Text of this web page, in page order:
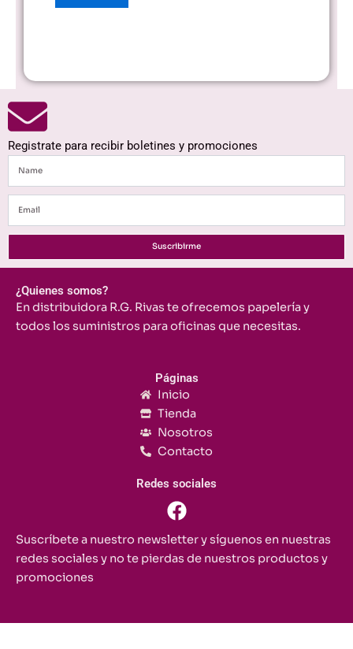
Registrate para recibir boletines y promociones
Suscribirme
¿Quienes somos?
En distribuidora R.G. Rivas te ofrecemos papelería y
todos los suministros para oficinas que necesitas.
Páginas
Inicio
Tienda
Nosotros
Contacto
Redes sociales
F
a
c
e
o
Suscríbete a nuestro newsletter y síguenos en nuestras
redes sociales y no te pierdas de nuestros productos y
promociones